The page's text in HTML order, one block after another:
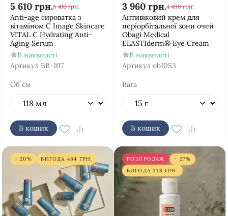
5 610 грн.8 410 грн.
Аnti-age сироватка з
вітаміном С Image Skincare
VITAL C Hydrating Anti-
Aging Serum
В наявності
Артикул BB-107
Об`єм
В кошик
3 960 грн.4 488 грн.
Антивіковий крем для
періорбітальної зони очей
Obagi Medical
ELASTIderm® Eye Cream
В наявності
Артикул ob1053
Вага
В кошик
- 20% ВИГОДА 484 ГРН. РОЗПРОДАЖ
- 27%
ВИГОДА318 ГРН.